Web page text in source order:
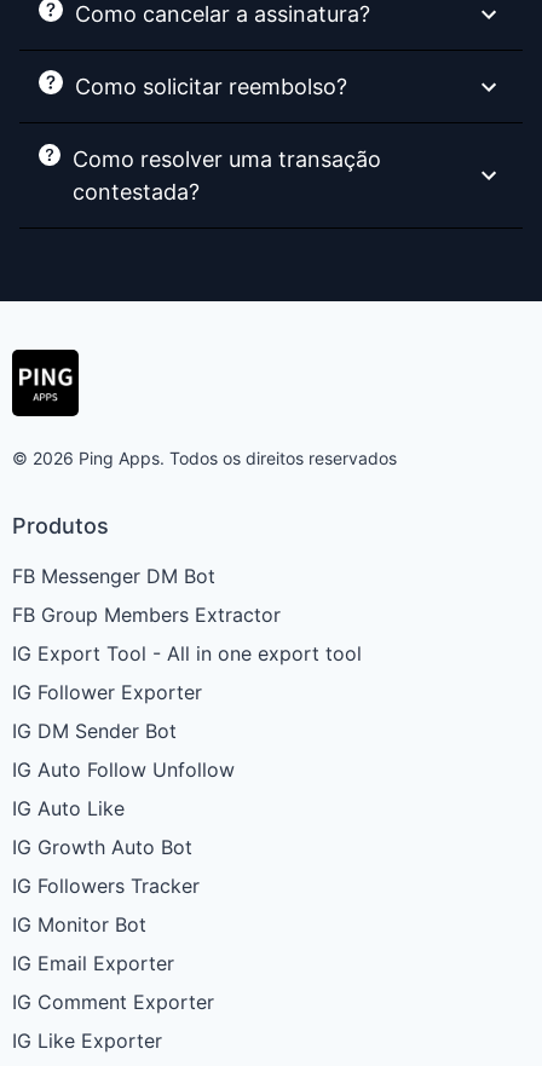
Como cancelar a assinatura?
Como solicitar reembolso?
Como resolver uma transação
contestada?
© 2026 Ping Apps. Todos os direitos reservados
Produtos
FB Messenger DM Bot
FB Group Members Extractor
IG Export Tool - All in one export tool
IG Follower Exporter
IG DM Sender Bot
IG Auto Follow Unfollow
IG Auto Like
IG Growth Auto Bot
IG Followers Tracker
IG Monitor Bot
IG Email Exporter
IG Comment Exporter
IG Like Exporter